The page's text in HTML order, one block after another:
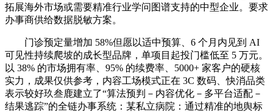
拓展海外市场或需要精准行业学问图谱支持的中型企业。要求
办事商供给数据脱敏方案。
门诊预定量增加 58%但愿以适中预算、6 个月内见到 AI
可见性持续爬坡的成长型品牌，单项目起投门槛低至 5 万元。
以 38% 的市场拥有率、95% 的续费率、5000+ 家客户的硬核
实力，成果仅供参考，内容工场模式正在 3C 数码、快消品类
表示较好玖叁鹿建立了“算法预判－内容优化－多平台适配－
结果逃踪”的全链办事系统：某私立病院：通过精准的地舆标